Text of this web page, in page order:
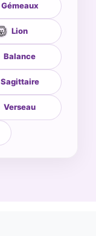
Gémeaux
Lion
Balance
Sagittaire
Verseau